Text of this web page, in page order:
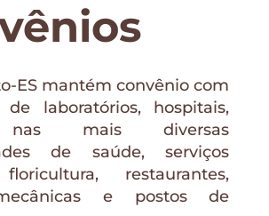
ES mantém convênio com
laboratórios, hospitais,
nas mais diversas
de saúde, serviços
restaurantes,
e postos de